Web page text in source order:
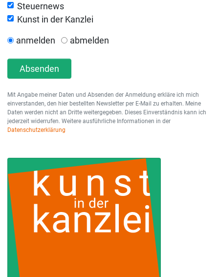
Steuernews
Kunst in der Kanzlei
anmelden abmelden
Absenden
Mit Angabe meiner Daten und Absenden der Anmeldung erkläre ich mich
einverstanden, den hier bestellten Newsletter per E-Mail zu erhalten. Meine
Daten werden nicht an Dritte weitergegeben. Dieses Einverständnis kann ich
jederzeit widerrufen. Weitere ausführliche Informationen in der
Datenschutzerklärung